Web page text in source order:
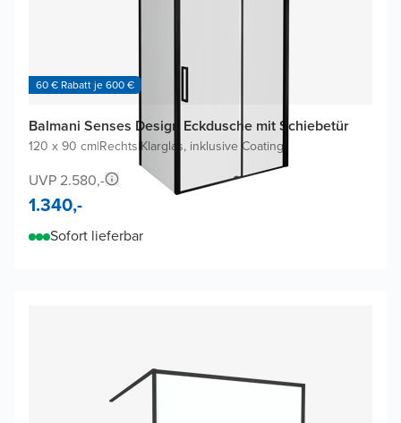
60 € Rabatt je 600 €
Balmani Senses Design Eckdusche mit Schiebetür
120 x 90 cm|Rechts|Klarglas, inklusive Coating
UVP 2.580,-
1.340,-
Sofort lieferbar